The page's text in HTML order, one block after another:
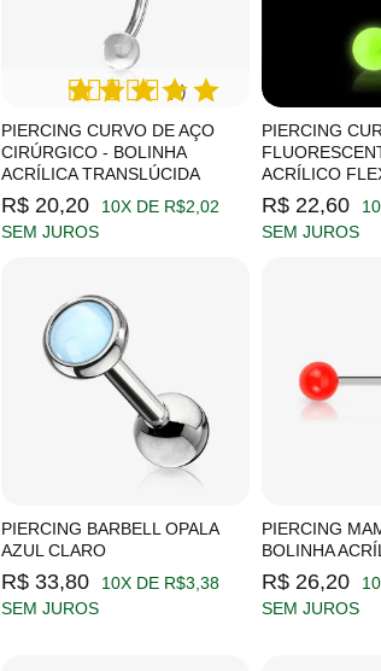
PIERCING CURVO DE AÇO
CIRÚRGICO - BOLINHA
ACRÍLICA TRANSLÚCIDA
(1)
R$ 20,20
10X DE R$2,02
SEM JUROS
PIERCING
ACRÍLICO
R$ 22,60
SEM JUROS
PIERCING BARBELL OPALA
AZUL CLARO
R$ 33,80
10X DE R$3,38
SEM JUROS
PIERCING
BOLINHA
R$ 26,20
SEM JUROS